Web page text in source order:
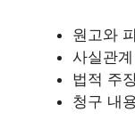
원고와
사실관계
법적 주
청구 내